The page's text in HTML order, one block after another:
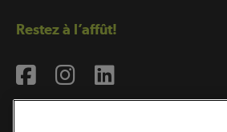
Restez à l’affût!